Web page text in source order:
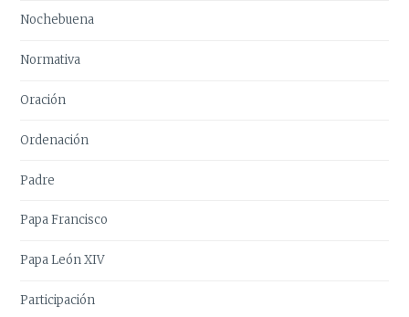
Nochebuena
Normativa
Oración
Ordenación
Padre
Papa Francisco
Papa León XIV
Participación